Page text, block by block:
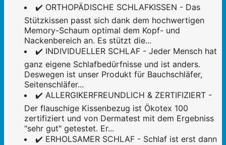
✔️ ORTHOPÄDISCHE SCHLAFKISSEN - Das
Stützkissen passt sich dank dem hochwertigen
Memory-Schaum optimal dem Kopf- und
Nackenbereich an. Es stützt die...
✔️ INDIVIDUELLER SCHLAF - Jeder Mensch hat
ganz eigene Schlafbedürfnisse und ist anders.
Deswegen ist unser Produkt für Bauchschläfer,
Seitenschläfer...
✔️ ALLERGIKERFREUNDLICH & ZERTIFIZIERT -
Der flauschige Kissenbezug ist Ökotex 100
zertifiziert und von Dermatest mit dem Ergebniss
"sehr gut" getestet. Er...
✔️ ERHOLSAMER SCHLAF - Schlaf ist erst dann